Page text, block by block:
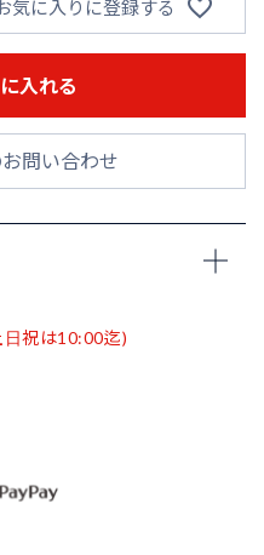
気に入りに登録する
入れる
問い合わせ
祝は10:00迄)